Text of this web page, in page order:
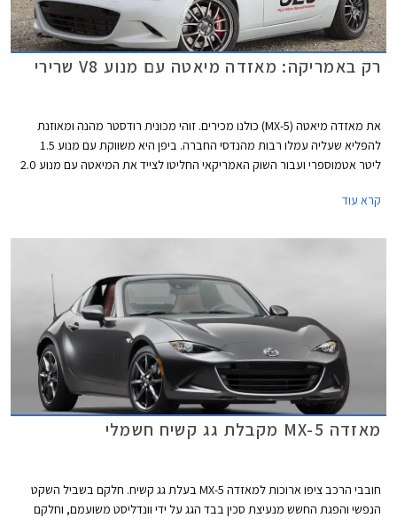
רק באמריקה: מאזדה מיאטה עם מנוע V8 שרירי
את מאזדה מיאטה (MX-5) כולנו מכירים. זוהי מכונית רודסטר מהנה ומאוזנת
להפליא שעליה עמלו רבות מהנדסי החברה. ביפן היא משווקת עם מנוע 1.5
ליטר אטמוספרי ועבור השוק האמריקאי החליטו לצייד את המיאטה עם מנוע 2.0
החל מהצ'יפס במקדונדלס ועד למנוע ברכב.
קרא עוד
מאזדה MX-5 מקבלת גג קשיח חשמלי
חובבי הרכב ציפו ארוכות למאזדה MX-5 בעלת גג קשיח. חלקם בשביל השקט
הנפשי והפגת החשש מנעיצת סכין בבד הגג על ידי וונדליסט משועמם, וחלקם